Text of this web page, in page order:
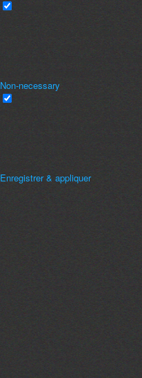
Non-necessary
Enregistrer & appliquer